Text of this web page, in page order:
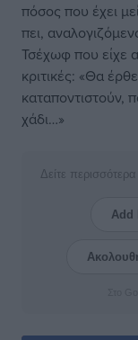
πόσος που έχει
πει,
Τσέχωφ που είχε
κριτικές: «Θα
καταποντιστούν,
χάδι…»
Δείτε
Add